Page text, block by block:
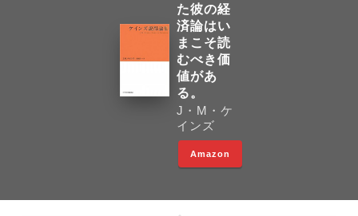
た彼の経
済論はい
まこそ読
むべき価
値があ
る。
J・M・ケ
インズ
Amazon